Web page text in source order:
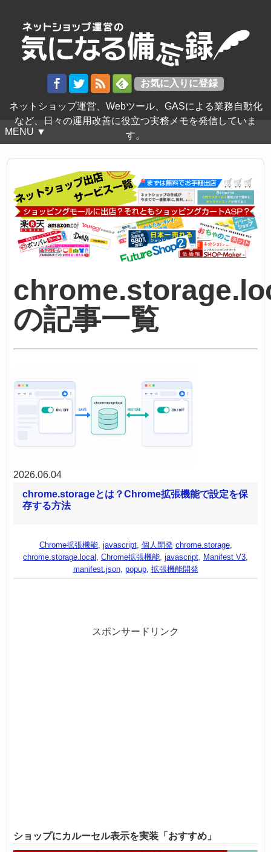
ネットショップ運営、Webツール、GASによる業務自動化
など、日々の運用改善に役立つ実務メモを発信していま
す。
MENU ▼
の記事一覧
2026.06.04
chrome.storageとは？Chrome拡張機能で設定を保
存する方法
Chrome拡張機能, javascript, 個人開発 chrome.storage,
chrome.storage.local , Chrome拡張機能, javascript, Manifest V3,
manifest.json, popup, 拡張機能開発
スポンサードリンク
ショップにカルーセル表示を実装「おすすめ」